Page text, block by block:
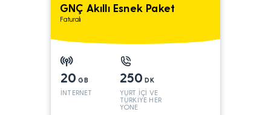
GNÇ Akıllı Esnek Paket
Faturalı
20 GB
İNTERNET
250 DK
YURT İÇİ VE
TÜRKİYE HER
YÖNE